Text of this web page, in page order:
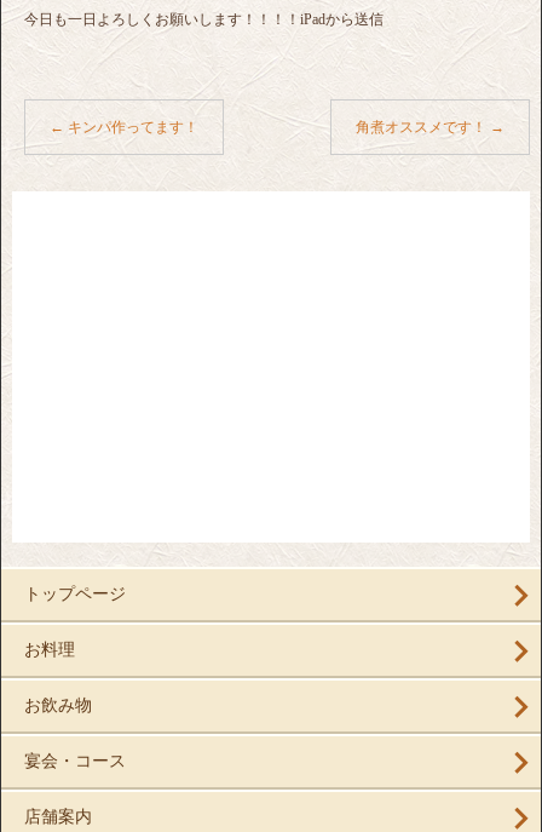
今日も一日よろしくお願いします！！！！iPadから送信
← キンパ作ってます！ 角煮オススメです！ →
トップページ
お料理
お飲み物
宴会・コース
店舗案内